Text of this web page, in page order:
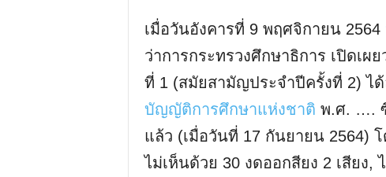
เมื่อวันอังคารที่ 9 พฤศจิกายน 2564
ว่าการกระทรวงศึกษาธิการ เปิดเ
ที่ 1 (สมัยสามัญประจำปีครั้งที่ 2) ไ
บัญญัติการศึกษาแห่งชาติ พ.ศ. ….
แล้ว (เมื่อวันที่ 17 กันยายน 2564)
ไม่เห็นด้วย 30 งดออกสียง 2 เสียง,